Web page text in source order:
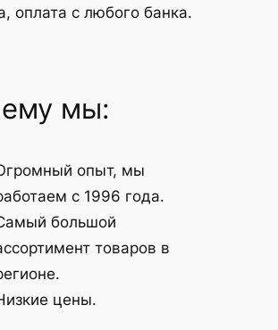
оплата с любого банка.
мы:
опыт, мы
с 1996 года.
большой
товаров в
цены.